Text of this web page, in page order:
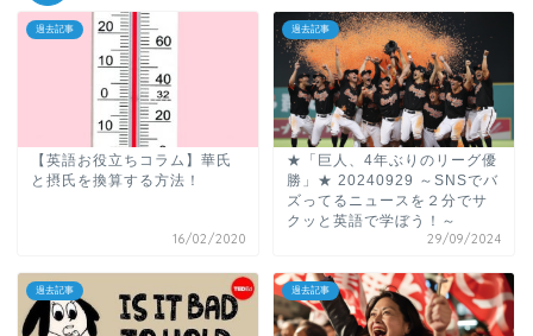
過去記事
【英語お役立ちコラム】華氏
と摂氏を換算する方法！
16/02/2020
過去記事
★「巨人、4年ぶりのリーグ優
勝」★ 20240929 ～SNSでバ
ズってるニュースを２分でサ
クッと英語で学ぼう！～
29/09/2024
過去記事 過去記事